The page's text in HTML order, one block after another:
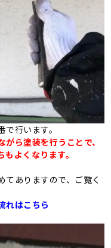
行います。
ら塗装を行うことで、
よくなります。
ありますので、ご覧く
れはこちら